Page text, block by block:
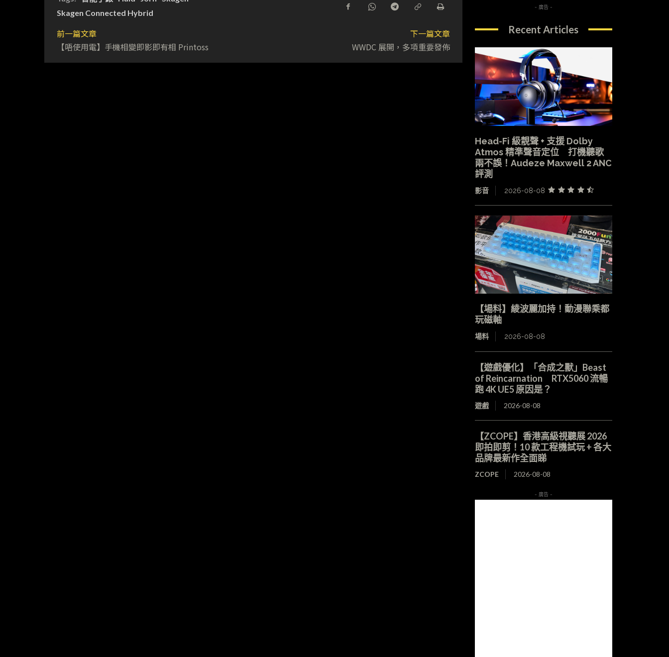
Skagen Connected Hybrid
前一篇文章
【唔使用電】手機相變即影即有相 Printoss
下一篇文章
WWDC 展開，多項重要發佈
- 廣告 -
Recent Articles
Head-Fi 級靚聲 + 支援 Dolby
Atmos 精準聲音定位 打機聽歌
兩不誤！Audeze Maxwell 2 ANC
評測
影音 2026-08-08
【場料】綾波麗加持！動漫聯乘都
玩磁軸
場料 2026-08-08
【遊戲優化】「合成之獸」Beast
of Reincarnation RTX5060 流暢
跑 4K UE5 原因是？
遊戲 2026-08-08
【ZCOPE】香港高級視聽展 2026
即拍即剪！10 款工程機試玩 + 各大
品牌最新作全面睇
ZCOPE 2026-08-08
- 廣告 -